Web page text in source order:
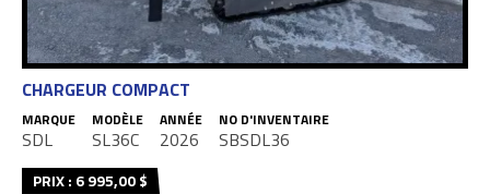
CHARGEUR COMPACT
MARQUE
SDL
MODÈLE
SL36C
ANNÉE
2026
NO D'INVENTAIRE
SBSDL36
PRIX : 6 995,00 $